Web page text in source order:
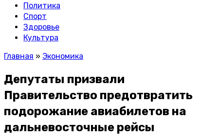
Политика
Спорт
Здоровье
Культура
Главная » Экономика
Депутаты призвали
Правительство предотвратить
подорожание авиабилетов на
дальневосточные рейсы